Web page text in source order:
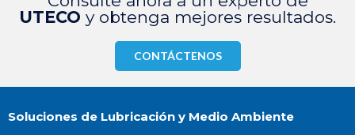
UTECO y obtenga mejores resultados.
CONTÁCTENOS
Soluciones de Lubricación y Medio Ambiente